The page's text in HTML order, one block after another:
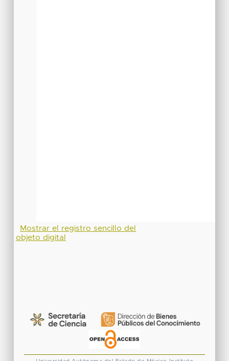
Mostrar el registro sencillo del
objeto digital